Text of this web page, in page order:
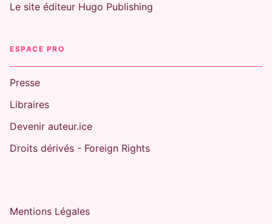
Le site éditeur Hugo Publishing
ESPACE PRO
Presse
Libraires
Devenir auteur.ice
Droits dérivés - Foreign Rights
Mentions Légales